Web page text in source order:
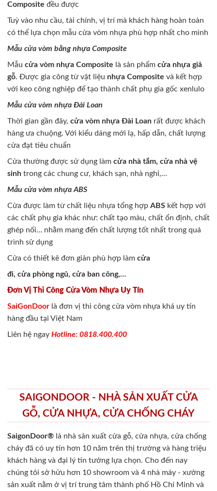
Composite đều được
Tuỳ vào nhu cầu, tài chính, vị trí mà khách hàng hoàn toàn
có thể lựa chọn mẫu cửa vòm nhựa phù hợp nhất cho mình
Mẫu cửa vòm bằng nhựa Composite
Mẫu cửa vòm nhựa Composite là sản phẩm cửa nhựa giả
gỗ. Được gia công từ vật liệu nhựa Composite và kết hợp
với keo công nghiệp để tạo thành chất phụ gia gốc xenlulo
Mẫu cửa vòm nhựa Đài Loan
Thời gian gần đây, cửa vòm nhựa Đài Loan rất được khách
hàng ưa chuộng. Với kiểu dáng mới lạ, hấp dẫn, chất lượng
cửa đạt tiêu chuẩn
Cửa thường được sử dụng làm cửa nhà tắm, cửa nhà vệ
sinh trong các chung cư, khách sạn, nhà nghỉ,…
Mẫu cửa vòm nhựa ABS
Cửa được làm từ chất liệu nhựa tổng hợp ABS kết hợp với
các chất phụ gia khác như: chất tạo màu, chất ổn định, chất
ghép nối… nhằm mang đến chất lượng tốt nhất trong quá
trình sử dụng
Cửa có thiết kê đơn giản phù hợp làm cửa
đi, cửa phòng ngủ, cửa ban công,…
Đơn Vị Thi Công Cửa Vòm Nhựa Uy Tín
SaiGonDoor là đơn vị thi công cửa vòm nhựa khá uy tín
hàng đầu tại Việt Nam
Liên hệ ngay Hotline: 0818.400.400
SAIGONDOOR - NHÀ SẢN XUẤT CỬA
GỖ, CỬA NHỰA, CỬA CHỐNG CHÁY
SaigonDoor® là nhà sản xuất cửa gỗ, cửa nhựa, cửa chống
cháy đã có uy tín hơn 10 năm trên thị trường và hàng triệu
khách hàng và đại lý tin tưởng lựa chọn. Cho đến nay
chúng tôi sở hữu hơn 10 showroom và 4 nhà máy - xưởng
sản xuất nằm ở vị trí trung tâm thành phố Hồ Chí Minh và